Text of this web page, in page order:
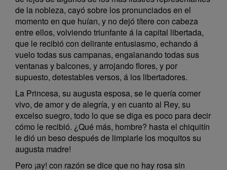
de la nobleza, cayó sobre los pronunciados en el
momento en que huían, y no dejó títere con cabeza
entre ellos, volviendo triunfante á la capital libertada,
que le recibió con delirante entusiasmo, echando á
vuelo todas sus campanas, engalanando todas sus
ventanas y balcones, y arrojando flores, y por
supuesto, detestables versos, á los libertadores.
La Princesa, su augusta esposa, se le quería comer
vivo, de amor y de alegría, y en cuanto al Rey, su
excelso suegro, todo lo que se diga es poco para decir
cómo le recibió. ¿Qué más, hombre? hasta el chiquitín
le dió un beso después de limpiarle los moquitos su
augusta madre!
Pero ¡ay! con razón se dice que no hay rosa sin